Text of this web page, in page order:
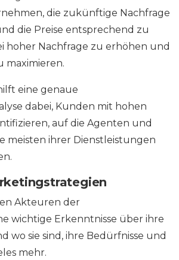
die zukünftige Nachfrage
die Preise entsprechend zu
hoher Nachfrage zu erhöhen und
maximieren.
eine genaue
dabei, Kunden mit hohen
auf die Agenten und
meisten ihrer Dienstleistungen
Akteuren der
wichtige Erkenntnisse über ihre
wo sie sind, ihre Bedürfnisse und
mehr.